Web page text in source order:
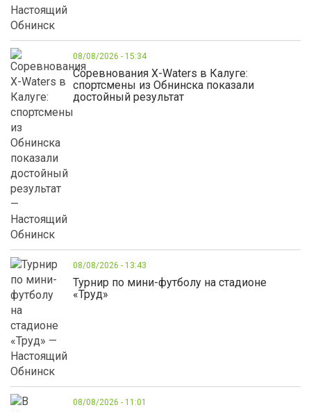
08/08/2026 - 15:34
Соревнования X-Waters в Калуге:
спортсмены из Обнинска показали
достойный результат
08/08/2026 - 13:43
Турнир по мини-футболу на стадионе
«Труд»
08/08/2026 - 11:01